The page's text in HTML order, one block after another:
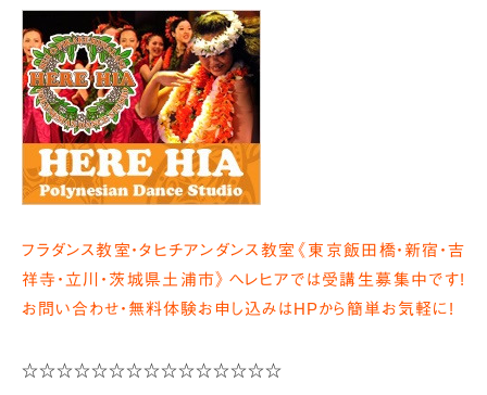
フラダンス教室・タヒチアンダンス教室《東京飯田橋・新宿・吉
祥寺・立川・茨城県土浦市》ヘレヒアでは受講生募集中です!
お問い合わせ・無料体験お申し込みはHPから簡単お気軽に!
☆☆☆☆☆☆☆☆☆☆☆☆☆☆☆